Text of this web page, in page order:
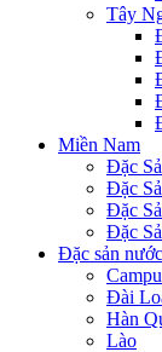
Tây
Miền Nam
Đặc
Đặc
Đặc
Đặc
Đặc sản
Đài
Hàn
Lào